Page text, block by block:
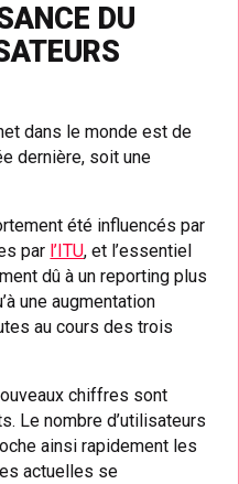
DU
dans le monde est de
dernière, soit une
été influencés par
par l’ITU, et l’essentiel
dû à un reporting plus
une augmentation
au cours des trois
chiffres sont
Le nombre d’utilisateurs
ainsi rapidement les
actuelles se